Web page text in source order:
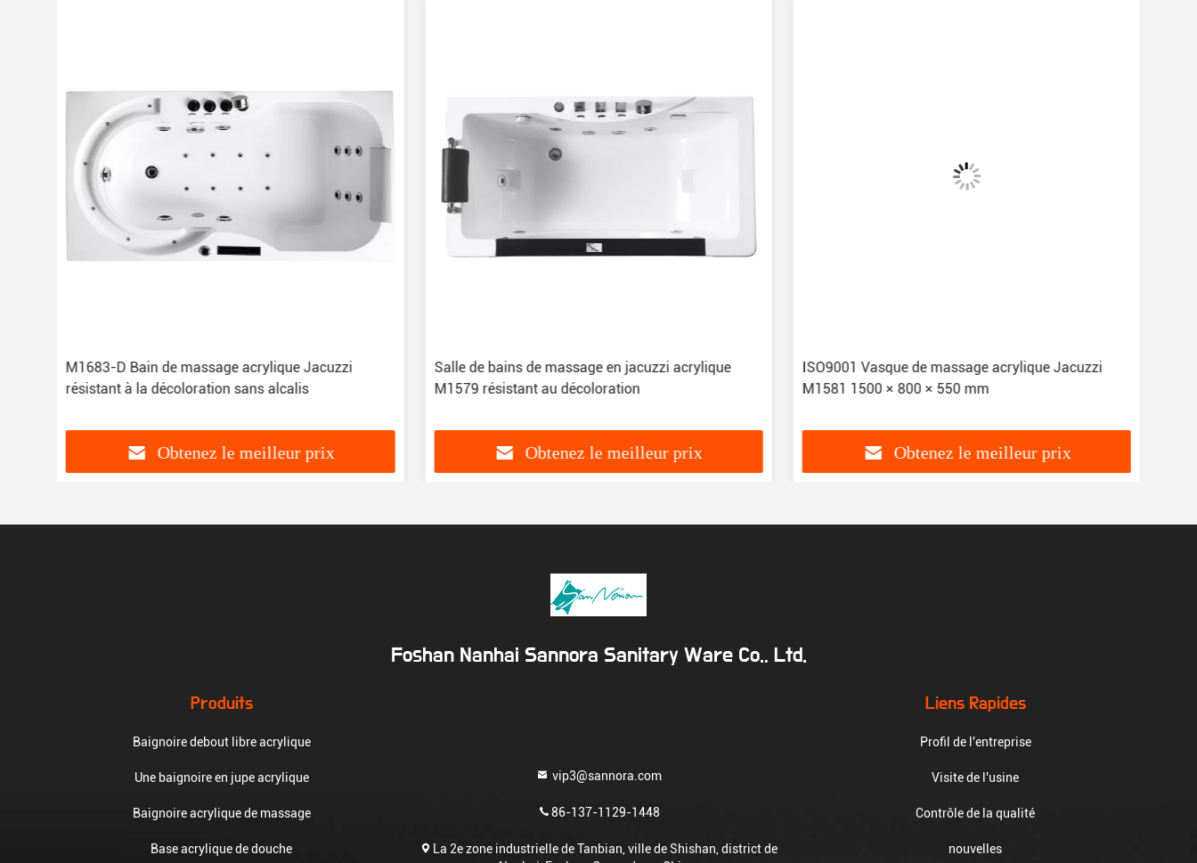
M1683-D Bain de massage acrylique Jacuzzi
résistant à la décoloration sans alcalis
Obtenez le meilleur prix
Salle de bains de massage en jacuzzi acrylique
M1579 résistant au décoloration
Obtenez le meilleur prix
ISO9001 Vasque de massage acrylique Jacuzzi
M1581 1500 × 800 × 550 mm
Obtenez le meilleur prix
Foshan Nanhai Sannora Sanitary Ware Co., Ltd.
Produits
Baignoire debout libre acrylique
Une baignoire en jupe acrylique
Baignoire acrylique de massage
Base acrylique de douche
vip3@sannora.com
86-137-1129-1448
La 2e zone industrielle de Tanbian, ville de Shishan, district de
Liens Rapides
Profil de l'entreprise
Visite de l'usine
Contrôle de la qualité
nouvelles